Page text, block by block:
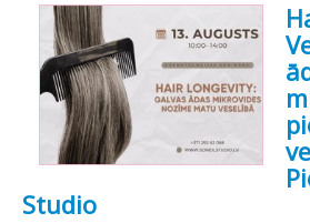
Studio